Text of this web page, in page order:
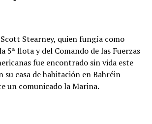
Stearney, quien fungía como
5ª flota y del Comando de las Fuerzas
fue encontrado sin vida este
su casa de habitación en Bahréin
un comunicado la Marina.